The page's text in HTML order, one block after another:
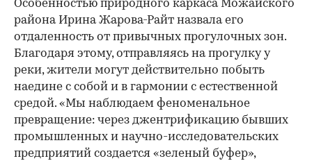
Особенностью природного каркаса Можайского
района Ирина Жарова-Райт назвала его
отдаленность от привычных прогулочных зон.
Благодаря этому, отправляясь на прогулку у
реки, жители могут действительно побыть
наедине с собой и в гармонии с естественной
средой. «Мы наблюдаем феноменальное
превращение: через джентрификацию бывших
промышленных и научно-исследовательских
предприятий создается «зеленый буфер»,